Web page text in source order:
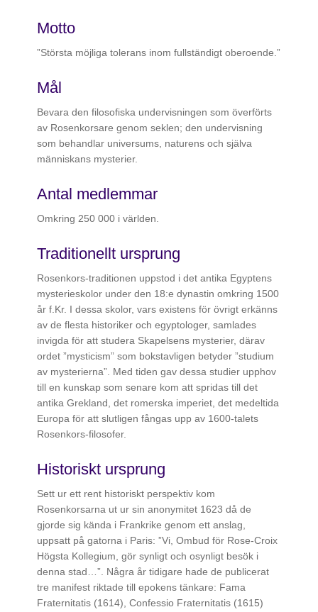
Motto
”Största möjliga tolerans inom fullständigt oberoende.”
Mål
Bevara den filosofiska undervisningen som överförts
av Rosenkorsare genom seklen; den undervisning
som behandlar universums, naturens och själva
människans mysterier.
Antal medlemmar
Omkring 250 000 i världen.
Traditionellt ursprung
Rosenkors-traditionen uppstod i det antika Egyptens
mysterieskolor under den 18:e dynastin omkring 1500
år f.Kr. I dessa skolor, vars existens för övrigt erkänns
av de flesta historiker och egyptologer, samlades
invigda för att studera Skapelsens mysterier, därav
ordet ”mysticism” som bokstavligen betyder ”studium
av mysterierna”. Med tiden gav dessa studier upphov
till en kunskap som senare kom att spridas till det
antika Grekland, det romerska imperiet, det medeltida
Europa för att slutligen fångas upp av 1600-talets
Rosenkors-filosofer.
Historiskt ursprung
Sett ur ett rent historiskt perspektiv kom
Rosenkorsarna ut ur sin anonymitet 1623 då de
gjorde sig kända i Frankrike genom ett anslag,
uppsatt på gatorna i Paris: ”Vi, Ombud för Rose-Croix
Högsta Kollegium, gör synligt och osynligt besök i
denna stad…”. Några år tidigare hade de publicerat
tre manifest riktade till epokens tänkare: Fama
Fraternitatis (1614), Confessio Fraternitatis (1615)